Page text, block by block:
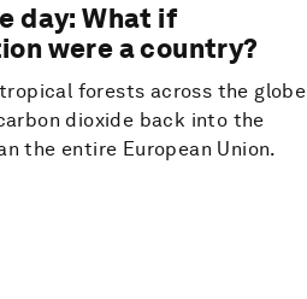
day: What if
were a country?
forests across the globe
dioxide back into the
the entire European Union.